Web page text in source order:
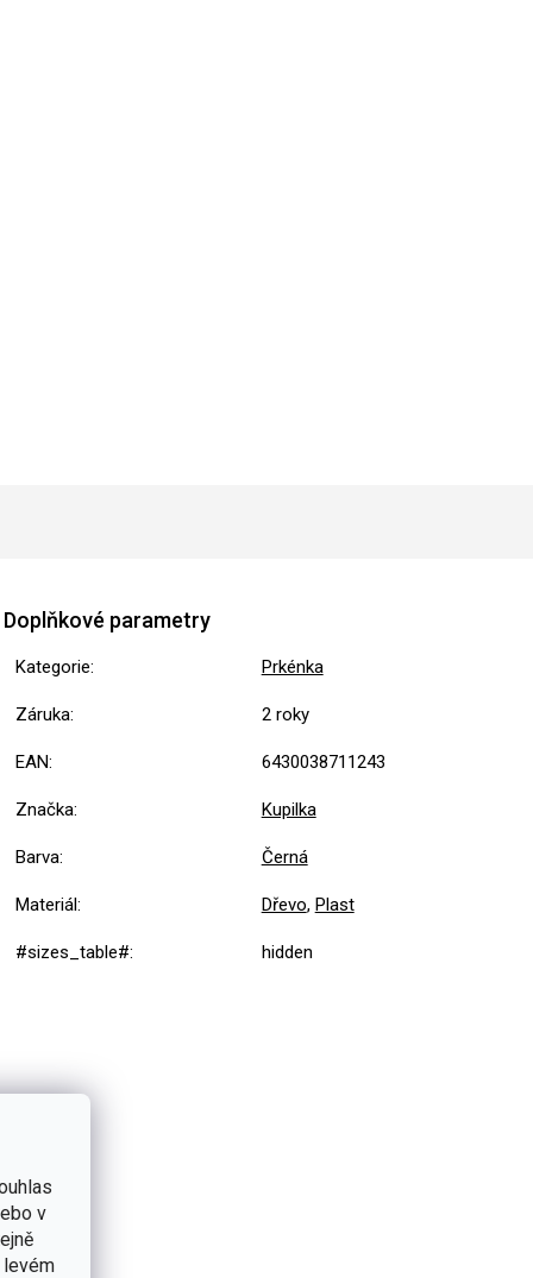
v
levém
Doplňkové parametry
Kategorie: Prkénka
Záruka: 2 roky
EAN: 6430038711243
Značka: Kupilka
Barva: Černá
Materiál: Dřevo, Plast
#sizes_table#: hidden